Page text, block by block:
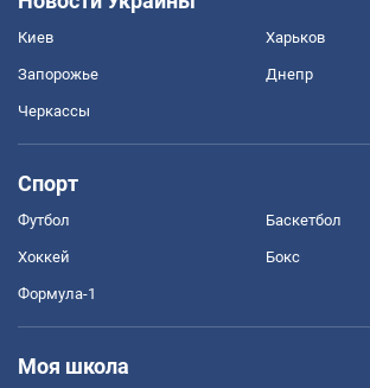
Киев Харьков
Запорожье Днепр
Черкассы
Спорт
Футбол Баскетбол
Хоккей Бокс
Формула-1
Моя школа